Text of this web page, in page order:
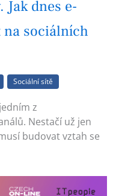
Jak dnes e-
sociálních
Sociální sítě
z
Nestačí už jen
budovat vztah se